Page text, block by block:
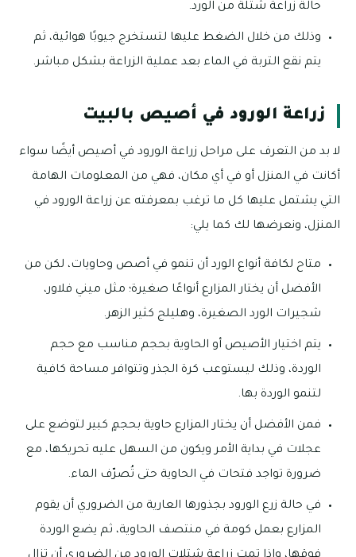
حالة زراعة شتلة من الورد.
وذلك من خلال الضغط عليها لتستخرج جيوبًا هوائية، ثم
يتم نقع التربة في الماء بعد عملية الزراعة بشكل مباشر.
زراعة الورود في أصيص بالبيت
لا بد من التعرف على مراحل زراعة الورود في أصيص أيضًا سواء
أكانت في المنزل أو في أي مكان، فهي من المعلومات الهامة
التي يشتمل عليها كل ما ترغب بمعرفته عن زراعة الورود في
المنزل، ونعرضها لك كما يلي:
متاح لكافة أنواع الورد أن تنمو في أصص وحاويات، لكن من
الأفضل أن يختار المزارع أنواعًا صغيرة؛ مثل ميني فلاور،
شجيرات الورد الصغيرة، وهليلج كثير الزهر.
يتم اختيار الأصيص أو الحاوية بحجم مناسب مع حجم
الوردة، وذلك ليستوعب كرة الجذر وتتوافر مساحة كافية
لتنمو الوردة بها.
فمن الأفضل أن يختار المزارع حاوية بحجمٍ كبير لتوضع على
عجلات في بداية الأمر ويكون من السهل عليه تحريكها، مع
ضرورة تواجد فتحات في الحاوية حتى تُصرّف الماء.
في حالة زرع الورود بجذورها العارية من الضروري أن يقوم
المزارع بعمل كومة في منتصف الحاوية، ثم يضع الوردة